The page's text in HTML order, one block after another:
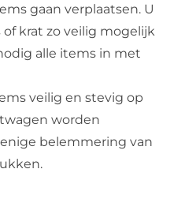
gaan verplaatsen. U
krat zo veilig mogelijk
alle items in met
veilig en stevig op
worden
belemmering van